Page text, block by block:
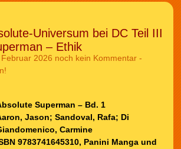
Universum bei DC Teil III
– Ethik
2026 noch kein Kommentar -
Superman – Bd. 1
Jason; Sandoval, Rafa; Di
Carmine
9783741645310, Panini Manga und